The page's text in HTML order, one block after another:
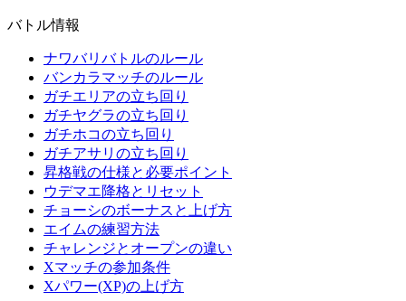
バトル情報
ナワバリバトルのルール
バンカラマッチのルール
ガチエリアの立ち回り
ガチヤグラの立ち回り
ガチホコの立ち回り
ガチアサリの立ち回り
昇格戦の仕様と必要ポイント
ウデマエ降格とリセット
チョーシのボーナスと上げ方
エイムの練習方法
チャレンジとオープンの違い
Xマッチの参加条件
Xパワー(XP)の上げ方